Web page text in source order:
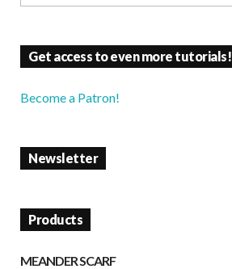
Get access to even more tutorials!
Become a Patron!
Newsletter
Products
MEANDER SCARF